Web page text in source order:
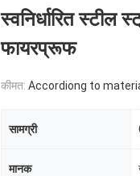
स्वनिर्धारित स्टील
फायरप्रूफ
कीमत: Accordiong to
सामग्री
मानक